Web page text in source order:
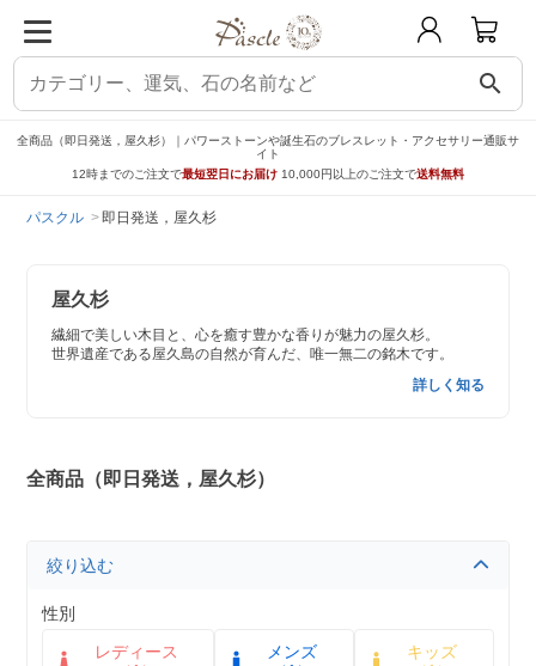
search
全商品（即日発送，屋久杉）｜パワーストーンや誕生石のブレスレット・アクセサリー通販サ
イト
12時までのご注文で最短翌日にお届け 10,000円以上のご注文で送料無料
パスクル 即日発送，屋久杉
屋久杉
繊細で美しい木目と、心を癒す豊かな香りが魅力の屋久杉。
世界遺産である屋久島の自然が育んだ、唯一無二の銘木です。
詳しく知る
全商品（即日発送，屋久杉）
絞り込む
性別
レディース
メンズ
キッズ